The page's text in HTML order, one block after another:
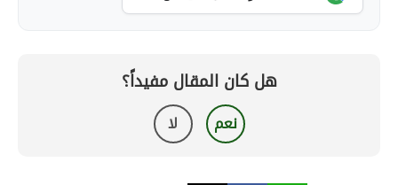
هل كان المقال مفيداً؟
نعم لا